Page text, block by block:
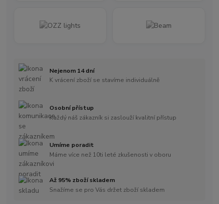
Nejenom 14 dní
K vrácení zboží se stavíme individuálně
Osobní přístup
Každý náš zákazník si zaslouží kvalitní přístup
Umíme poradit
Máme více než 10ti leté zkušenosti v oboru
Až 95% zboží skladem
Snažíme se pro Vás držet zboží skladem